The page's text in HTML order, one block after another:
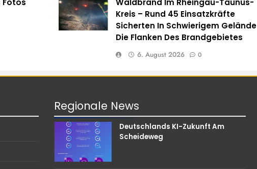
Fotos
Waldbrand Im Rheingau-Taunus-
Kreis – Rund 45 Einsatzkräfte
Sicherten In Schwierigem Gelände
Die Flanken Des Brandgebietes
6. August 2026 0
Regionale News
Deutschlands KI-Zukunft Am
Scheideweg